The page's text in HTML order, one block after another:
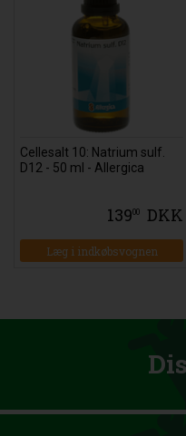
Cellesalt 10: Natrium sulf.
D12 - 50 ml - Allergica
13900 DKK
Læg i indkøbsvognen